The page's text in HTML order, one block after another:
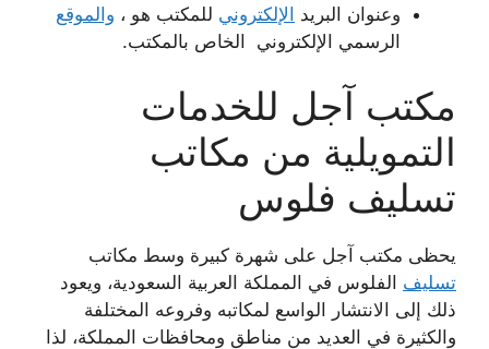
وعنوان البريد الإلكتروني للمكتب هو ، والموقع
الرسمي الإلكتروني الخاص بالمكتب.
مكتب آجل للخدمات
التمويلية من مكاتب
تسليف فلوس
يحظى مكتب آجل على شهرة كبيرة وسط مكاتب
تسليف الفلوس في المملكة العربية السعودية، ويعود
ذلك إلى الانتشار الواسع لمكاتبه وفروعه المختلفة
والكثيرة في العديد من مناطق ومحافظات المملكة، لذا